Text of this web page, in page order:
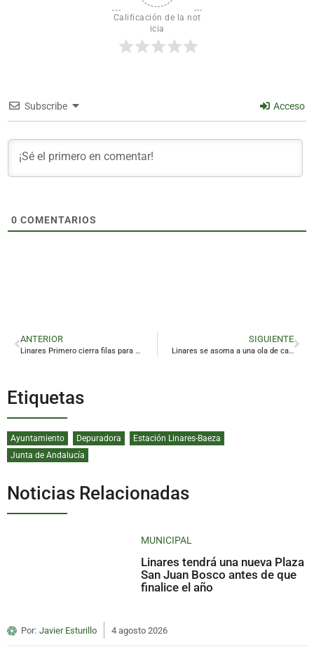
Calificación de la not
icia
Subscribe Acceso
0 COMENTARIOS
ANTERIOR
Linares Primero cierra filas para reafirmar la «inocencia» de Juan Fernández
SIGUIENTE
Linares se asoma a una ola de calor que llevará los termómetros a los 41 grados
Etiquetas
Ayuntamiento Depuradora
Estación Linares-Baeza
Junta de Andalucía
Noticias Relacionadas
MUNICIPAL
Linares tendrá una nueva Plaza
San Juan Bosco antes de que
finalice el año
Por: Javier Esturillo 4 agosto 2026